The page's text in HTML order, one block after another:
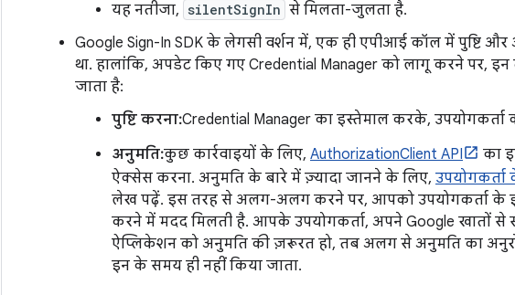
यह नतीजा, silentSignIn से मिलता-जुलता है.
Google Sign-In SDK के लेगसी वर्शन में, एक ही एपीआई कॉल में पुष्टि
था. हालांकि, अपडेट किए गए Credential Manager को लागू करने पर, इन
जाता है:
पुष्टि करना:Credential Manager का इस्तेमाल करके,
अनुमति:कुछ कार्रवाइयों के लिए, AuthorizationClient API
का
ऐक्सेस करना. अनुमति के बारे में ज़्यादा जानने के लिए,
लेख पढ़ें. इस तरह से अलग-अलग करने पर, आपको उपयोगकर्ता के
करने में मदद मिलती है. आपके उपयोगकर्ता, अपने Google खातों
ऐप्लिकेशन को अनुमति की ज़रूरत हो, तब अलग से अनुमति का
इन के समय ही नहीं किया जाता.